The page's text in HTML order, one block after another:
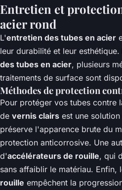
Entretien et
acier rond
L'entretien des tubes en acier
leur durabilité et leur
des tubes en acier, plusieurs
traitements de surface sont
Méthodes de protection
Pour protéger vos tubes contre
de vernis clairs est une
préserve l'apparence brute du
protection anticorrosive. Une
d'accélérateurs de rouille, qui
sans affaiblir le matériau. Enfin,
rouille empêchent la